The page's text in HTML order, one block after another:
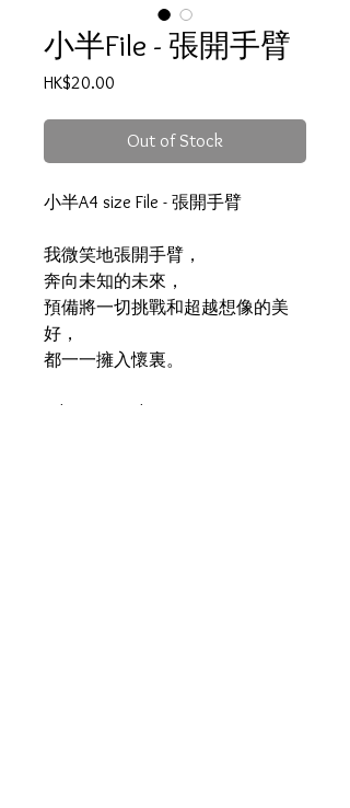
小半File - 張開手臂
HK$20.00
Out of Stock
小半A4 size File - 張開手臂
我微笑地張開手臂，
奔向未知的未來，
預備將一切挑戰和超越想像的美
好，
都一一擁入懷裏。
What no eye has seen,